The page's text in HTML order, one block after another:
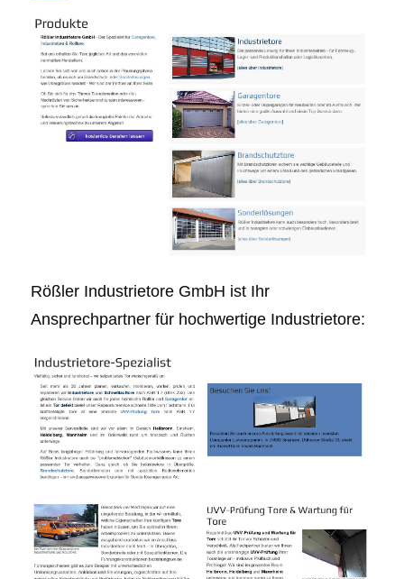
Rößler Industrietore GmbH ist Ihr
Ansprechpartner für hochwertige Industrietore: